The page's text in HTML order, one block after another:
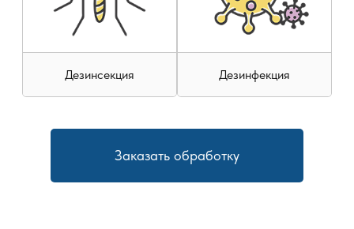
Дезинсекция Дезинфекция
Заказать обработку